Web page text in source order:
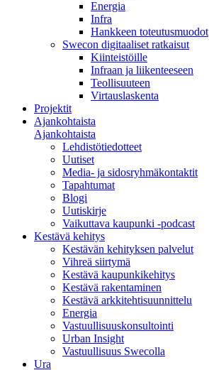
Energia
Infra
Hankkeen toteutusmuodot
Swecon digitaaliset ratkaisut
Kiinteistöille
Infraan ja liikenteeseen
Teollisuuteen
Virtauslaskenta
Projektit
Ajankohtaista
Ajankohtaista
Lehdistötiedotteet
Uutiset
Media- ja sidosryhmäkontaktit
Tapahtumat
Blogi
Uutiskirje
Vaikuttava kaupunki -podcast
Kestävä kehitys
Kestävän kehityksen palvelut
Vihreä siirtymä
Kestävä kaupunkikehitys
Kestävä rakentaminen
Kestävä arkkitehtisuunnittelu
Energia
Vastuullisuuskonsultointi
Urban Insight
Vastuullisuus Swecolla
Ura